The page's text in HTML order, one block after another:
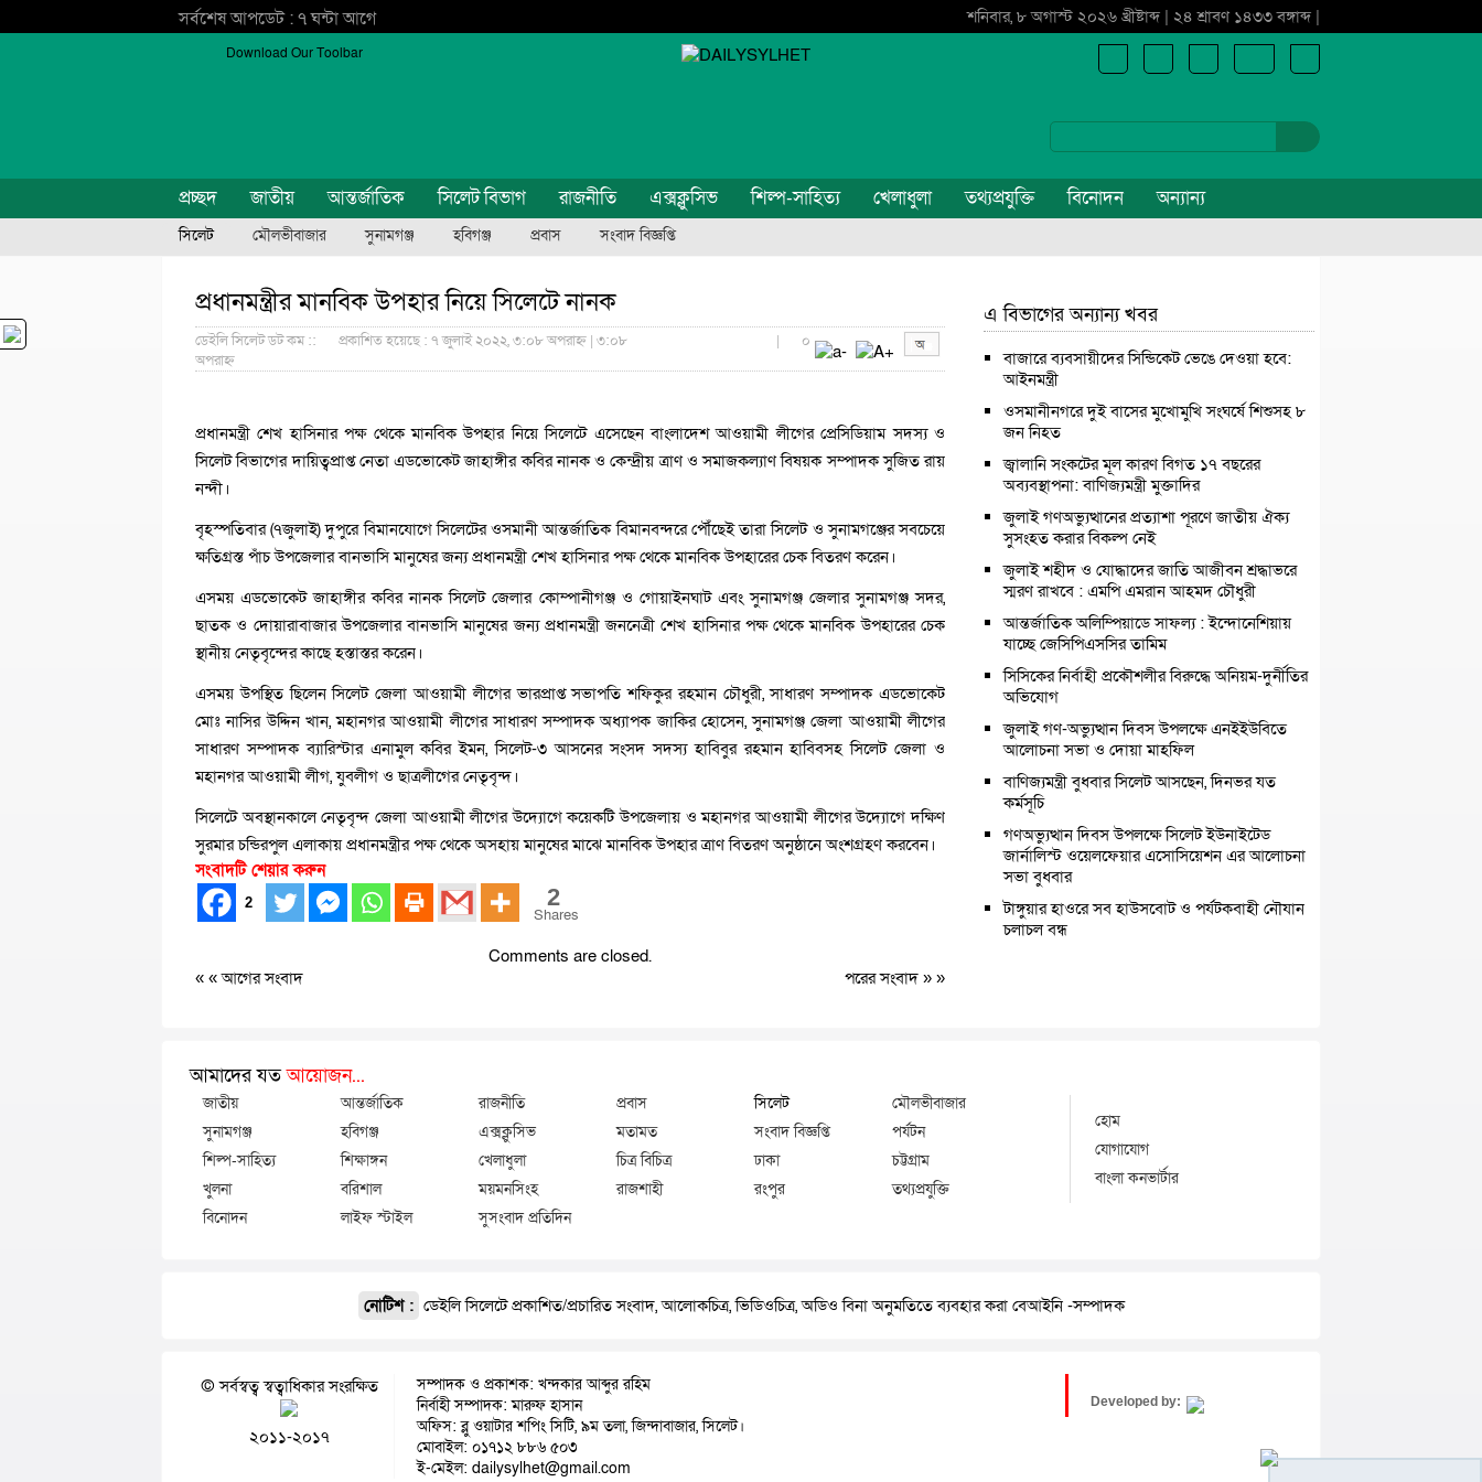
সর্বশেষ আপডেট : ৭ ঘন্টা আগে শনিবার, ৮ অগাস্ট ২০২৬ খ্রীষ্টাব্দ | ২৪ শ্রাবণ ১৪৩৩ বঙ্গাব্দ |
Download Our Toolbar
প্রচ্ছদ জাতীয় আন্তর্জাতিক সিলেট বিভাগ রাজনীতি এক্সক্লুসিভ শিল্প-সাহিত্য খেলাধুলা তথ্যপ্রযুক্তি বিনোদন অন্যান্য
সিলেট মৌলভীবাজার সুনামগঞ্জ হবিগঞ্জ প্রবাস সংবাদ বিজ্ঞপ্তি
প্রধানমন্ত্রীর মানবিক উপহার নিয়ে সিলেটে নানক
ডেইলি সিলেট ডট কম ::
প্রকাশিত হয়েছে : ৭ জুলাই ২০২২, ৩:০৮ অপরাহ্ন | ৩:০৮
অপরাহ্ন
| ০
প্রধানমন্ত্রী শেখ হাসিনার পক্ষ থেকে মানবিক উপহার নিয়ে সিলেটে এসেছেন বাংলাদেশ আওয়ামী লীগের প্রেসিডিয়াম সদস্য ও
সিলেট বিভাগের দায়িত্বপ্রাপ্ত নেতা এডভোকেট জাহাঙ্গীর কবির নানক ও কেন্দ্রীয় ত্রাণ ও সমাজকল্যাণ বিষয়ক সম্পাদক সুজিত রায়
নন্দী।
বৃহস্পতিবার (৭জুলাই) দুপুরে বিমানযোগে সিলেটের ওসমানী আন্তর্জাতিক বিমানবন্দরে পৌঁছেই তারা সিলেট ও সুনামগঞ্জের সবচেয়ে
ক্ষতিগ্রস্ত পাঁচ উপজেলার বানভাসি মানুষের জন্য প্রধানমন্ত্রী শেখ হাসিনার পক্ষ থেকে মানবিক উপহারের চেক বিতরণ করেন।
এসময় এডভোকেট জাহাঙ্গীর কবির নানক সিলেট জেলার কোম্পানীগঞ্জ ও গোয়াইনঘাট এবং সুনামগঞ্জ জেলার সুনামগঞ্জ সদর,
ছাতক ও দোয়ারাবাজার উপজেলার বানভাসি মানুষের জন্য প্রধানমন্ত্রী জননেত্রী শেখ হাসিনার পক্ষ থেকে মানবিক উপহারের চেক
স্থানীয় নেতৃবৃন্দের কাছে হস্তাস্তর করেন।
এসময় উপস্থিত ছিলেন সিলেট জেলা আওয়ামী লীগের ভারপ্রাপ্ত সভাপতি শফিকুর রহমান চৌধুরী, সাধারণ সম্পাদক এডভোকেট
মোঃ নাসির উদ্দিন খান, মহানগর আওয়ামী লীগের সাধারণ সম্পাদক অধ্যাপক জাকির হোসেন, সুনামগঞ্জ জেলা আওয়ামী লীগের
সাধারণ সম্পাদক ব্যারিস্টার এনামুল কবির ইমন, সিলেট-৩ আসনের সংসদ সদস্য হাবিবুর রহমান হাবিবসহ সিলেট জেলা ও
মহানগর আওয়ামী লীগ, যুবলীগ ও ছাত্রলীগের নেতৃবৃন্দ।
সিলেটে অবস্থানকালে নেতৃবৃন্দ জেলা আওয়ামী লীগের উদ্যোগে কয়েকটি উপজেলায় ও মহানগর আওয়ামী লীগের উদ্যোগে দক্ষিণ
সুরমার চন্ডিরপুল এলাকায় প্রধানমন্ত্রীর পক্ষ থেকে অসহায় মানুষের মাঝে মানবিক উপহার ত্রাণ বিতরণ অনুষ্ঠানে অংশগ্রহণ করবেন।
সংবাদটি শেয়ার করুন
2 2
Shares
Comments are closed.
« «আগের সংবাদ পরের সংবাদ » »
এ বিভাগের অন্যান্য খবর
বাজারে ব্যবসায়ীদের সিন্ডিকেট ভেঙে দেওয়া হবে:
আইনমন্ত্রী
ওসমানীনগরে দুই বাসের মুখোমুখি সংঘর্ষে শিশুসহ ৮
জন নিহত
জ্বালানি সংকটের মূল কারণ বিগত ১৭ বছরের
অব্যবস্থাপনা: বাণিজ্যমন্ত্রী মুক্তাদির
জুলাই গণঅভ্যুত্থানের প্রত্যাশা পূরণে জাতীয় ঐক্য
সুসংহত করার বিকল্প নেই
জুলাই শহীদ ও যোদ্ধাদের জাতি আজীবন শ্রদ্ধাভরে
স্মরণ রাখবে : এমপি এমরান আহমদ চৌধুরী
আন্তর্জাতিক অলিম্পিয়াডে সাফল্য : ইন্দোনেশিয়ায়
যাচ্ছে জেসিপিএসসির তামিম
সিসিকের নির্বাহী প্রকৌশলীর বিরুদ্ধে অনিয়ম-দুর্নীতির
অভিযোগ
জুলাই গণ-অভ্যুত্থান দিবস উপলক্ষে এনইইউবিতে
আলোচনা সভা ও দোয়া মাহফিল
বাণিজ্যমন্ত্রী বুধবার সিলেট আসছেন, দিনভর যত
কর্মসূচি
গণঅভ্যুত্থান দিবস উপলক্ষে সিলেট ইউনাইটেড
জার্নালিস্ট ওয়েলফেয়ার এসোসিয়েশন এর আলোচনা
সভা বুধবার
টাঙ্গুয়ার হাওরে সব হাউসবোট ও পর্যটকবাহী নৌযান
চলাচল বন্ধ
আমাদের যতআয়োজন...
জাতীয় আন্তর্জাতিক রাজনীতি প্রবাস সিলেট
মৌলভীবাজার
সুনামগঞ্জ
হবিগঞ্জ এক্সক্লুসিভ মতামত সংবাদ বিজ্ঞপ্তি
পর্যটন
শিল্প-সাহিত্য
শিক্ষাঙ্গন খেলাধুলা চিত্র বিচিত্র ঢাকা
চট্টগ্রাম
খুলনা
বরিশাল ময়মনসিংহ রাজশাহী রংপুর
তথ্যপ্রযুক্তি
বিনোদন
লাইফ স্টাইল সুসংবাদ প্রতিদিন
হোম
যোগাযোগ
বাংলা কনভার্টার
নোটিশ : ডেইলি সিলেটে প্রকাশিত/প্রচারিত সংবাদ, আলোকচিত্র, ভিডিওচিত্র, অডিও বিনা অনুমতিতে ব্যবহার করা বেআইনি -সম্পাদক
© সর্বস্বত্ব স্বত্বাধিকার সংরক্ষিত
২০১১-২০১৭
সম্পাদক ও প্রকাশক: খন্দকার আব্দুর রহিম
নির্বাহী সম্পাদক: মারুফ হাসান
অফিস: ব্লু ওয়াটার শপিং সিটি, ৯ম তলা, জিন্দাবাজার, সিলেট।
মোবাইল: ০১৭১২ ৮৮৬ ৫০৩
ই-মেইল: dailysylhet@gmail.com
Developed by: